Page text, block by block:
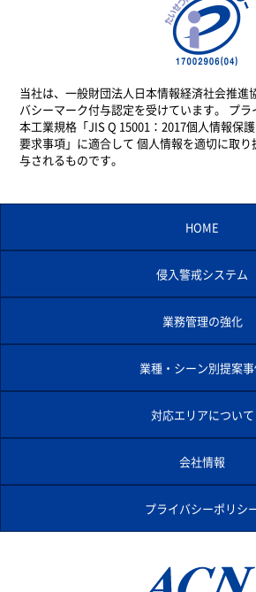
当社は、一般財団法人日本情報経済社会推進
バシーマーク付与認定を受けています。 プ
本工業規格「JIS Q 15001：2017個人情報保
要求事項」に適合して 個人情報を適切に取
与されるものです。
HOME
侵入警戒システム
業務管理の強化
業種・シーン別提案
対応エリアについて
会社情報
プライバシーポリシ